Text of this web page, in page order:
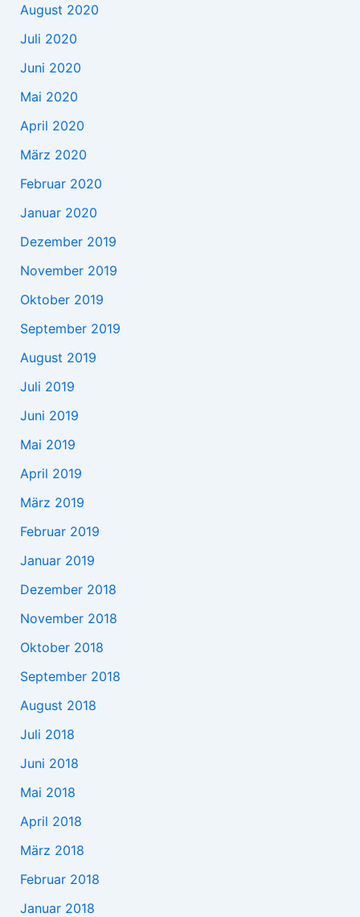
August 2020
Juli 2020
Juni 2020
Mai 2020
April 2020
März 2020
Februar 2020
Januar 2020
Dezember 2019
November 2019
Oktober 2019
September 2019
August 2019
Juli 2019
Juni 2019
Mai 2019
April 2019
März 2019
Februar 2019
Januar 2019
Dezember 2018
November 2018
Oktober 2018
September 2018
August 2018
Juli 2018
Juni 2018
Mai 2018
April 2018
März 2018
Februar 2018
Januar 2018